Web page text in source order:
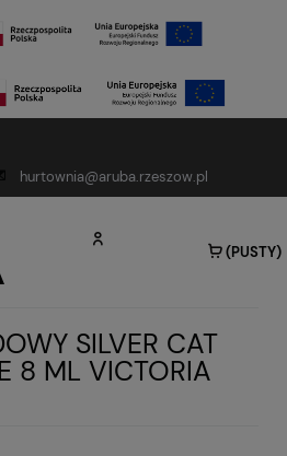
hurtownia@aruba.rzeszow.pl
(PUSTY)
SILVER CAT
8 ML VICTORIA